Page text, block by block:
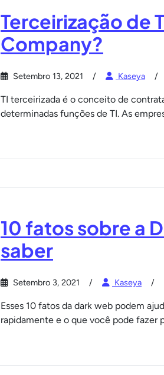
Terceirização de
Company?
Setembro 13, 2021 Kaseya
TI terceirizada é o conceito de
determinadas funções de TI. As
10 fatos sobre a
saber
Setembro 3, 2021 Kaseya
Esses 10 fatos da dark web podem
rapidamente e o que você pode fazer